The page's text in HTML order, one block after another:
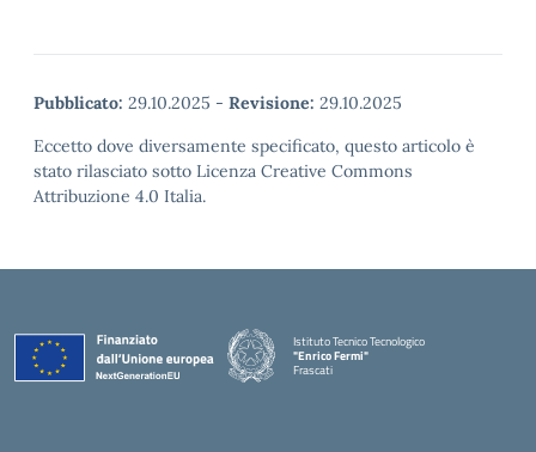
Pubblicato: 29.10.2025 - Revisione: 29.10.2025
Eccetto dove diversamente specificato, questo articolo è
stato rilasciato sotto Licenza Creative Commons
Attribuzione 4.0 Italia.
Istituto Tecnico Tecnologico
"Enrico Fermi"
Frascati